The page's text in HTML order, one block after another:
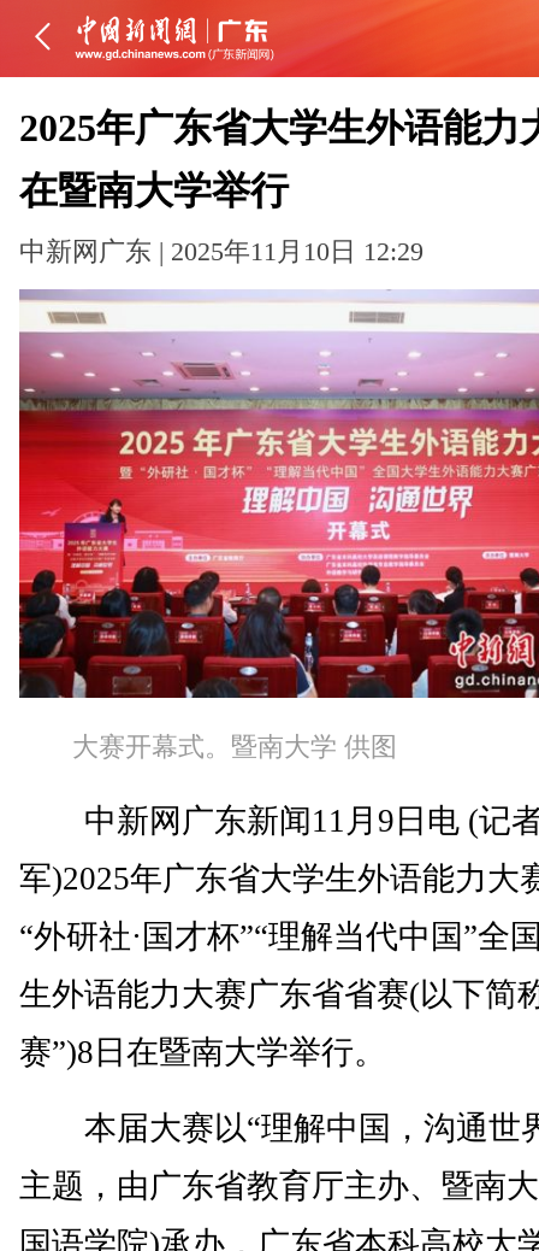
2025年广东省大学生外语能力
在暨南大学举行
中新网广东 | 2025年11月10日 12:29
大赛开幕式。暨南大学 供图
中新网广东新闻11月9日电 (记
军)2025年广东省大学生外语能力大
“外研社·国才杯”“理解当代中国”全
生外语能力大赛广东省省赛(以下简
赛”)8日在暨南大学举行。
本届大赛以“理解中国，沟通世
主题，由广东省教育厅主办、暨南
国语学院)承办，广东省本科高校大